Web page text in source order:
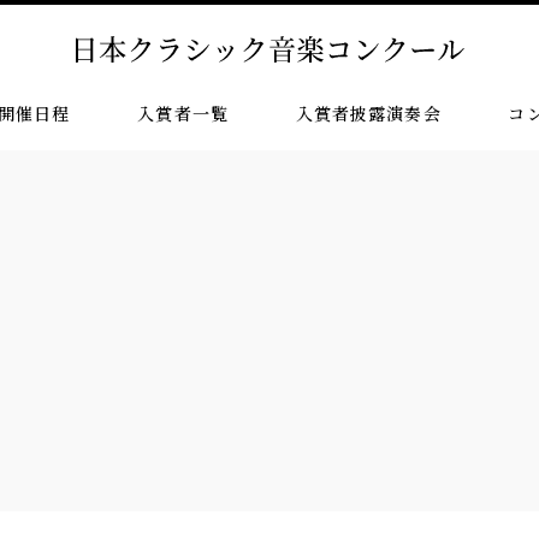
催日程 入賞者一覧 入賞者披露演奏会 コ